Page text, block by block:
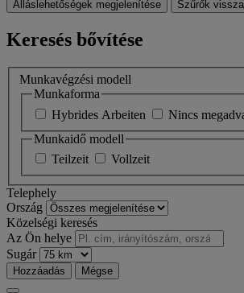
Álláslehetőségek megjelenítése Szűrők
Keresés bővítése
Munkavégzési modell
Munkaforma
Hybrides Arbeiten
Nincs
Munkaidő modell
Teilzeit
Vollzeit
Telephely
Ország
Közelségi keresés
Az Ön helye
Sugár
Hozzáadás Mégse